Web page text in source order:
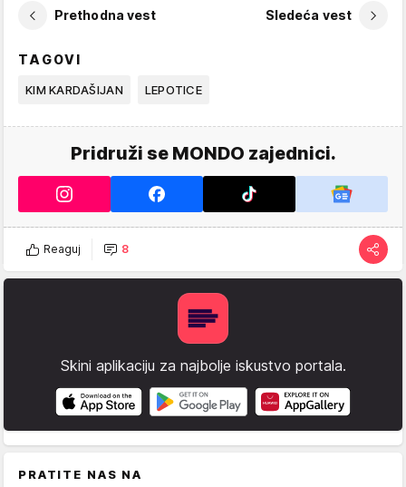
Prethodna vest Sledeća vest
TAGOVI
KIM KARDAŠIJAN LEPOTICE
Pridruži se MONDO zajednici.
Reaguj 8
Skini aplikaciju za najbolje iskustvo portala.
PRATITE NAS NA